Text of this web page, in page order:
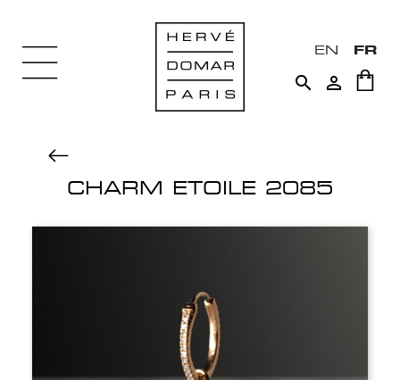
EN FR
 
CHARM ETOILE 2085